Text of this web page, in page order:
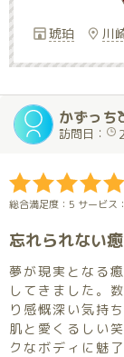
琥珀 川
かずっち
訪問日：
総合満足度：5 サービス
忘れられない
夢が現実となる
してきました。
り感慨深い気持
肌と愛くるしい
クなボディに魅